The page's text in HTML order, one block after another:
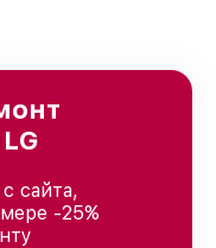
сайта,
-25%